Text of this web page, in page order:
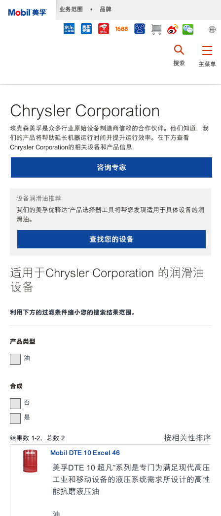
业务范围 • 品牌
主菜单
搜索
Chrysler Corporation
埃克森美孚是众多行业原始设备制造商信赖的合作伙伴。他们知道，我
们的产品将帮助延长机器运行时间并提升运行效率。在下方查看
Chrysler Corporation的相关设备和产品信息.
咨询专家
设备润滑油推荐
我们的美孚优释达℠产品选择器工具将帮您发现适用于具体设备的润
滑油。
查找您的设备
适用于Chrysler Corporation 的润滑油
设备
利用下方的过滤条件缩小您的搜索结果范围。
产品类型
油
合成
否
是
结果数 1-2，总数 2 按相关性排序
Mobil DTE 10 Excel 46
美孚DTE 10 超凡™系列是专门为满足现代高压
工业和移动设备的液压系统需求所设计的高性
能抗磨液压油